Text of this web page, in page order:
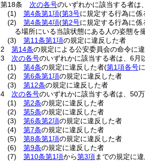
第18条
次の各号のいずれかに該当する者は
(1)
第4条第1項(第3号に規定する行為に係
(2)
第4条第4項(第2号に規定する行為に係
る場所にいる当該状態にある人の姿態を
(3)
第11条第1項の規定に違反した者
2
第14条の規定による公安委員会の命令に
3
次の各号のいずれかに該当する者は、6月
(1)
第4条の規定に違反した者(第1項各号
(2)
第6条第1項の規定に違反した者
(3)
第12条の規定に違反した者
4
次の各号のいずれかに該当する者は、50
(1)
第2条の規定に違反した者
(2)
第5条の規定に違反した者
(3)
第6条第2項の規定に違反した者
(4)
第7条の規定に違反した者
(5)
第8条第1項の規定に違反した者
(6)
第9条の規定に違反した者
(7)
第10条第1項から第3項までの規定に